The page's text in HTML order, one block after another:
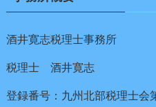
酒井寛志税理士事務所
税理士 酒井寛志
登録番号：九州北部税理士会